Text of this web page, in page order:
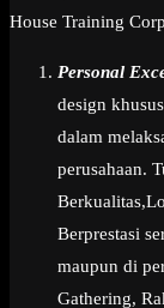
House Training
Personal
design
dalam
perusahaan.
Berprestasi
maupun di
Gathering,